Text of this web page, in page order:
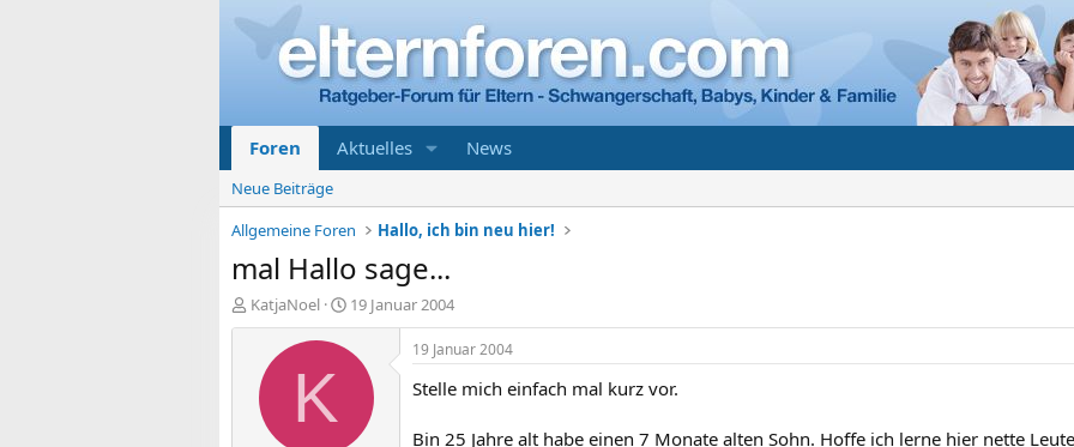
Foren Aktuelles News
Neue Beiträge
Allgemeine Foren
Hallo, ich bin neu hier!
mal Hallo sage...
E
r
KatjaNoel
E
r
s
19 Januar 2004
K
19 Januar 2004
Stelle mich einfach mal kurz vor.
Bin 25 Jahre alt habe einen 7 Monate alten Sohn. Hoffe ich lerne hier nette